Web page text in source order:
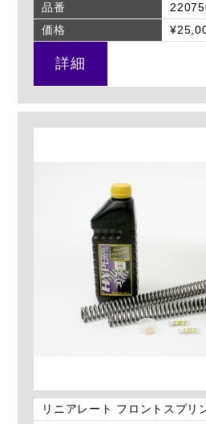
品番
価格
詳細
リニアレート フロントスプリ